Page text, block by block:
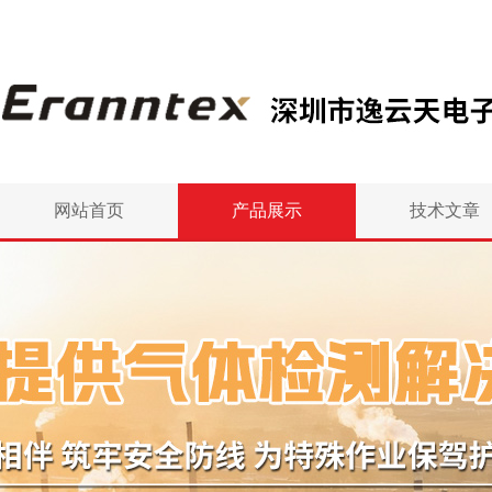
网站首页 产品展示 技术文章